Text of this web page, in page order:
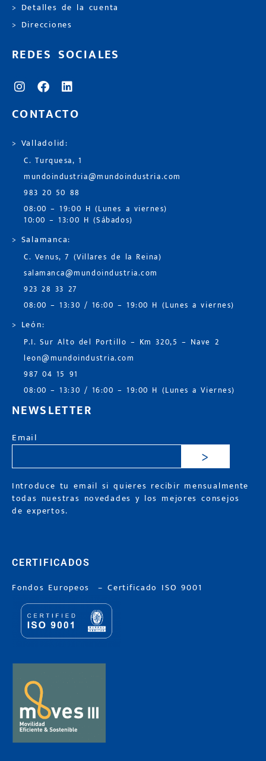
> Detalles de la cuenta
> Direcciones
REDES SOCIALES
CONTACTO
> Valladolid:
C. Turquesa, 1
mundoindustria@mundoindustria.com
983 20 50 88
08:00 – 19:00 H (Lunes a viernes)
10:00 – 13:00 H (Sábados)
> Salamanca:
C. Venus, 7 (Villares de la Reina)
salamanca@mundoindustria.com
923 28 33 27
08:00 – 13:30 / 16:00 – 19:00 H (Lunes a viernes)
> León:
P.I. Sur Alto del Portillo – Km 320,5 – Nave 2
leon@mundoindustria.com
987 04 15 91
08:00 – 13:30 / 16:00 – 19:00 H (Lunes a Viernes)
NEWSLETTER
Email
>
Introduce tu email si quieres recibir mensualmente
todas nuestras novedades y los mejores consejos
de expertos.
CERTIFICADOS
Fondos Europeos –Certificado ISO 9001